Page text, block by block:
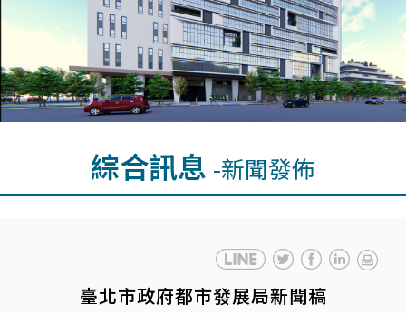
綜合訊息 -新聞發佈
臺北市政府都市發展局新聞稿